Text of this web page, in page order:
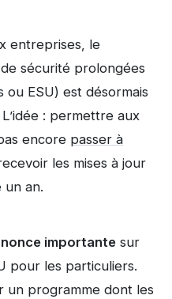
entreprises, le
sécurité prolongées
ESU) est désormais
L’idée : permettre aux
encore passer à
les mises à jour
an.
importante sur
pour les particuliers.
un programme dont les